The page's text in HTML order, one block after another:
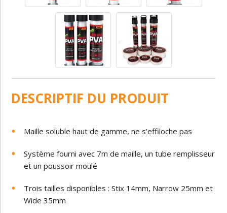
DESCRIPTIF DU PRODUIT
Maille soluble haut de gamme, ne s’effiloche pas
Système fourni avec 7m de maille, un tube remplisseur
et un poussoir moulé
Trois tailles disponibles : Stix 14mm, Narrow 25mm et
Wide 35mm